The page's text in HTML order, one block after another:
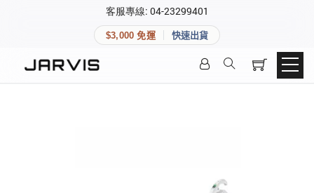
客服專線: 04-23299401
$3,000 免運 快速出貨
快速連結
登入後可查看訂單、會員資料與收藏清單。